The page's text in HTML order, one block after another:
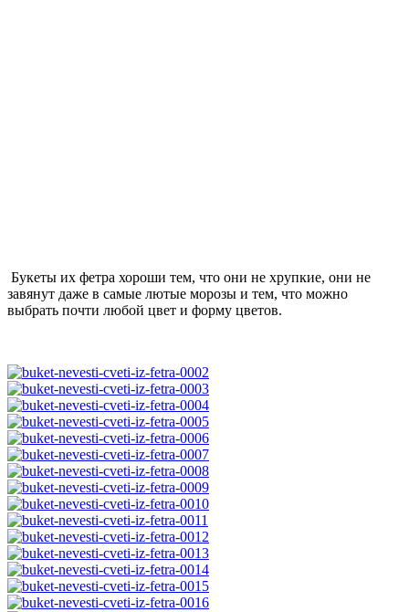
Букеты их фетра хороши тем, что они не хрупкие, они не
завянут даже в самые лютые морозы и тем, что можно
выбрать почти любой цвет и форму цветов.